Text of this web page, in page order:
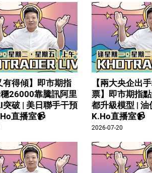
有得傾】即市期指
26000靠騰訊阿里
突破 | 美日聯手干預
直播室📹
【兩大央企出
票】即市期指
都升級模型 | 油
K.Ho直播室📹
2026-07-20